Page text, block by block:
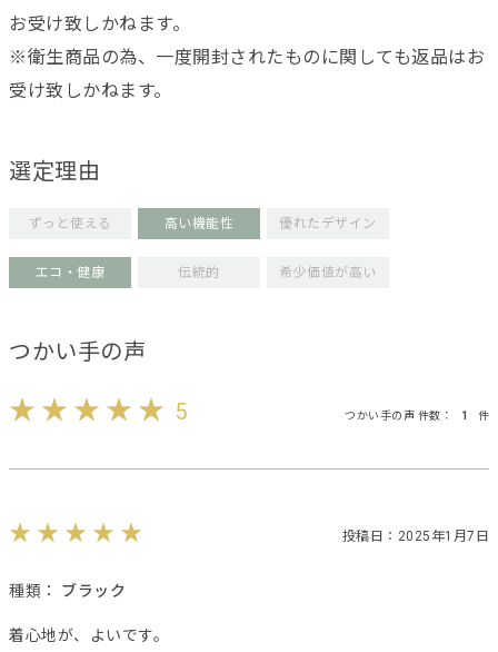
お受け致しかねます。
※衛生商品の為、一度開封されたものに関しても返品はお
受け致しかねます。
選定理由
ずっと使える 高い機能性 優れたデザイン
エコ・健康 伝統的 希少価値が高い
つかい手の声
5 つかい手の声 件数： 1 件
投稿日：2025年1月7日
種類： ブラック
着心地が、よいです。